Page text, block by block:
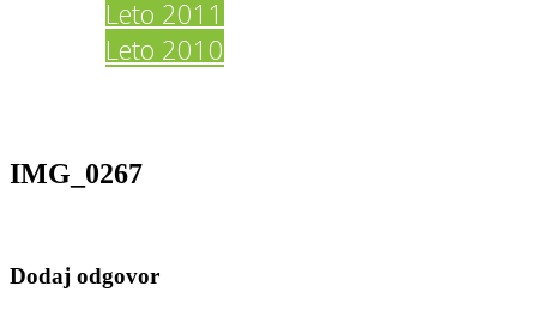
Leto 2011
Leto 2010
IMG_0267
Dodaj odgovor